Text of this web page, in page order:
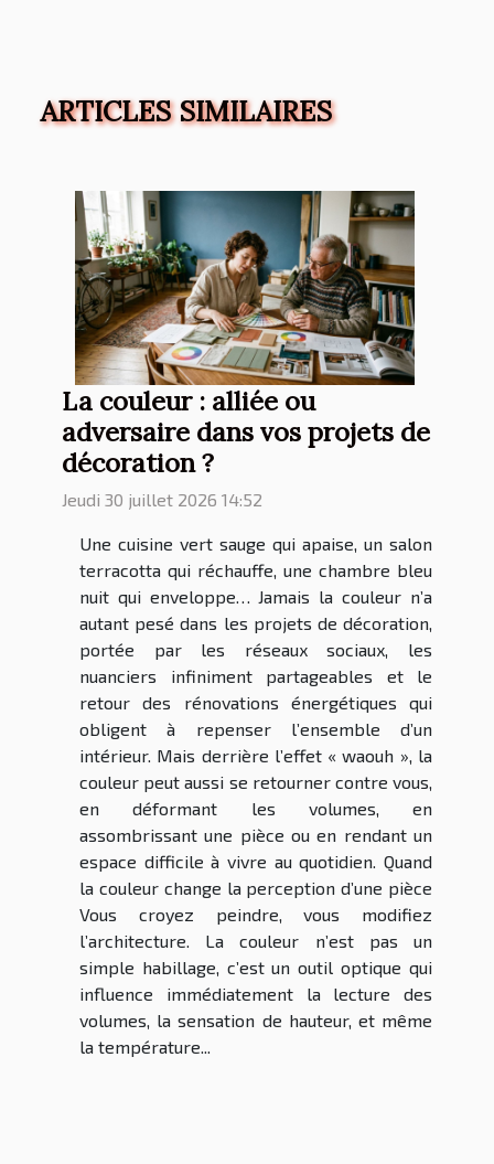
ARTICLES SIMILAIRES
La couleur : alliée ou
adversaire dans vos projets de
décoration ?
Jeudi 30 juillet 2026 14:52
Une cuisine vert sauge qui apaise, un salon
terracotta qui réchauffe, une chambre bleu
nuit qui enveloppe… Jamais la couleur n’a
autant pesé dans les projets de décoration,
portée par les réseaux sociaux, les
nuanciers infiniment partageables et le
retour des rénovations énergétiques qui
obligent à repenser l’ensemble d’un
intérieur. Mais derrière l’effet « waouh », la
couleur peut aussi se retourner contre vous,
en déformant les volumes, en
assombrissant une pièce ou en rendant un
espace difficile à vivre au quotidien. Quand
la couleur change la perception d’une pièce
Vous croyez peindre, vous modifiez
l’architecture. La couleur n’est pas un
simple habillage, c’est un outil optique qui
influence immédiatement la lecture des
volumes, la sensation de hauteur, et même
la température...